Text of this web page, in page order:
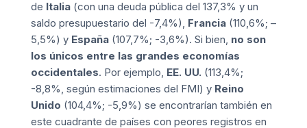
de Italia(con una deuda pública del 137,3% y un
saldo presupuestario del -7,4%), Francia(110,6%; –
5,5%) y España(107,7%; -3,6%). Si bien, no son
los únicos entre las grandes economías
occidentales. Por ejemplo, EE. UU. (113,4%;
-8,8%, según estimaciones del FMI) y Reino
Unido (104,4%; -5,9%) se encontrarían también en
este cuadrante de países con peores registros en